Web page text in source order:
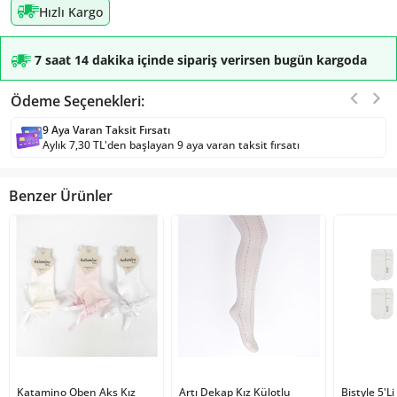
Hızlı Kargo
7 saat 14 dakika içinde sipariş verirsen bugün kargoda
Ödeme Seçenekleri:
9 Aya Varan Taksit Fırsatı
Aylık 7,30 TL'den başlayan 9 aya varan taksit fırsatı
Benzer Ürünler
Katamino Oben Aks Kız
1kişi favoriledi! Artı Dekap Kız Külotlu Bistyle